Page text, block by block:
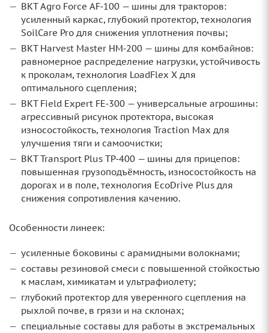
BKT Agro Force AF‑100 — шины для тракторов:
усиленный каркас, глубокий протектор, технология
SoilCare Pro для снижения уплотнения почвы;
BKT Harvest Master HM‑200 — шины для комбайнов:
равномерное распределение нагрузки, устойчивость
к проколам, технология LoadFlex X для
оптимального сцепления;
BKT Field Expert FE‑300 — универсальные агрошины:
агрессивный рисунок протектора, высокая
износостойкость, технология Traction Max для
улучшения тяги и самоочистки;
BKT Transport Plus TP‑400 — шины для прицепов:
повышенная грузоподъёмность, износостойкость на
дорогах и в поле, технология EcoDrive Plus для
снижения сопротивления качению.
Особенности линеек:
усиленные боковины с арамидными волокнами;
составы резиновой смеси с повышенной стойкостью
к маслам, химикатам и ультрафиолету;
глубокий протектор для уверенного сцепления на
рыхлой почве, в грязи и на склонах;
специальные составы для работы в экстремальных